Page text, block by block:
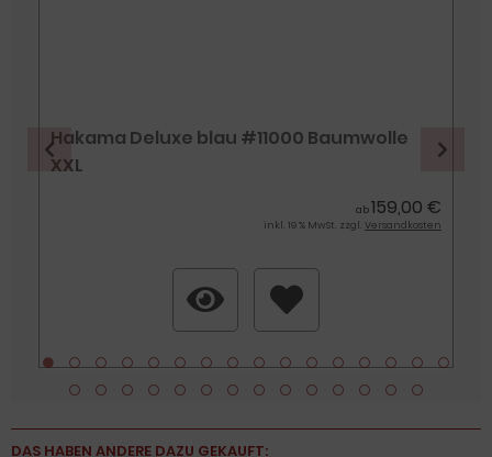
Hakama Deluxe blau #11000 Baumwolle
XXL
ab159,00 €
inkl. 19 % MwSt. zzgl. Versandkosten
DAS HABEN ANDERE DAZU GEKAUFT: